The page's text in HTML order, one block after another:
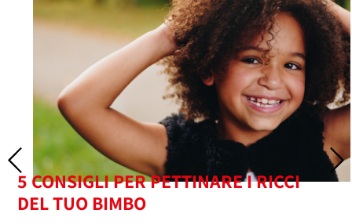
5 CONSIGLI PER PETTINARE I RICCI
DEL TUO BIMBO